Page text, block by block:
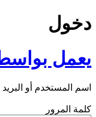
دخول
يعمل
اسم المستخدم أو البريد
كلمة المرور